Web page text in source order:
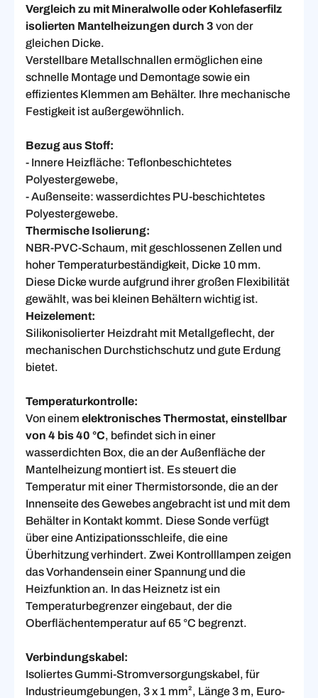
Vergleich zu mit Mineralwolle oder Kohlefaserfilz
isolierten Mantelheizungen durch 3 von der
gleichen Dicke.
Verstellbare Metallschnallen ermöglichen eine
schnelle Montage und Demontage sowie ein
effizientes Klemmen am Behälter. Ihre mechanische
Festigkeit ist außergewöhnlich.
Bezug aus Stoff:
- Innere Heizfläche: Teflonbeschichtetes
Polyestergewebe,
- Außenseite: wasserdichtes PU-beschichtetes
Polyestergewebe.
Thermische Isolierung:
NBR-PVC-Schaum, mit geschlossenen Zellen und
hoher Temperaturbeständigkeit, Dicke 10 mm.
Diese Dicke wurde aufgrund ihrer großen Flexibilität
gewählt, was bei kleinen Behältern wichtig ist.
Heizelement:
Silikonisolierter Heizdraht mit Metallgeflecht, der
mechanischen Durchstichschutz und gute Erdung
bietet.
Temperaturkontrolle:
Von einem elektronisches Thermostat, einstellbar
von 4 bis 40 °C, befindet sich in einer
wasserdichten Box, die an der Außenfläche der
Mantelheizung montiert ist. Es steuert die
Temperatur mit einer Thermistorsonde, die an der
Innenseite des Gewebes angebracht ist und mit dem
Behälter in Kontakt kommt. Diese Sonde verfügt
über eine Antizipationsschleife, die eine
Überhitzung verhindert. Zwei Kontrolllampen zeigen
das Vorhandensein einer Spannung und die
Heizfunktion an. In das Heiznetz ist ein
Temperaturbegrenzer eingebaut, der die
Oberflächentemperatur auf 65 °C begrenzt.
Verbindungskabel:
Isoliertes Gummi-Stromversorgungskabel, für
Industrieumgebungen, 3 x 1 mm², Länge 3 m, Euro-